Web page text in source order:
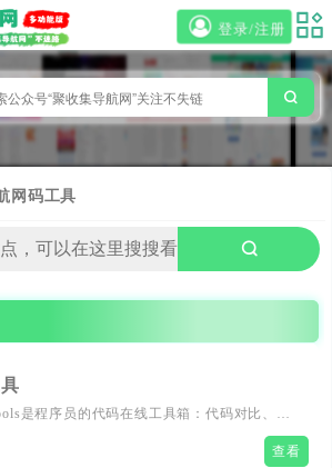
登录/注册
网码工具
是程序员的代码在线工具箱：代码对比、格
加密解密、时间戳、二维码、在线API、
则表达式,还有js/h5/css3特效、技术好文、编程
查看